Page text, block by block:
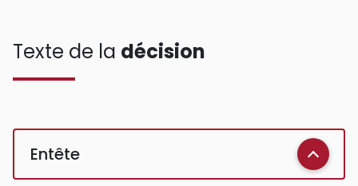
Texte de la décision
Entête